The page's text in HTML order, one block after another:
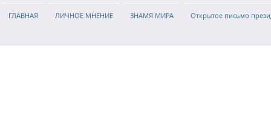
ГЛАВНАЯ ЛИЧНОЕ МНЕНИЕ ЗНАМЯ МИРА Открытое письмо